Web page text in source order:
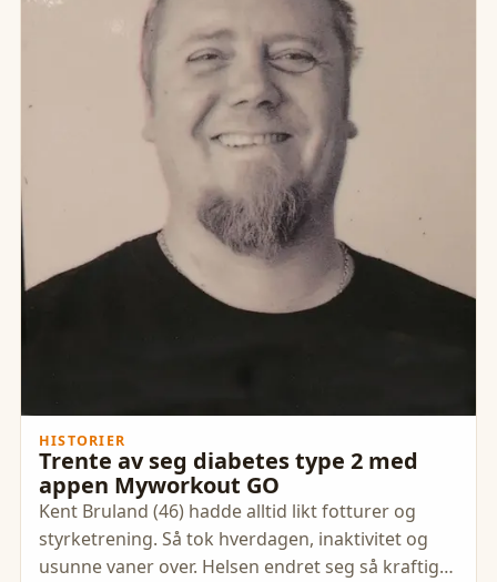
HISTORIER
Trente av seg diabetes type 2 med
appen Myworkout GO
Kent Bruland (46) hadde alltid likt fotturer og
styrketrening. Så tok hverdagen, inaktivitet og
usunne vaner over. Helsen endret seg så kraftig